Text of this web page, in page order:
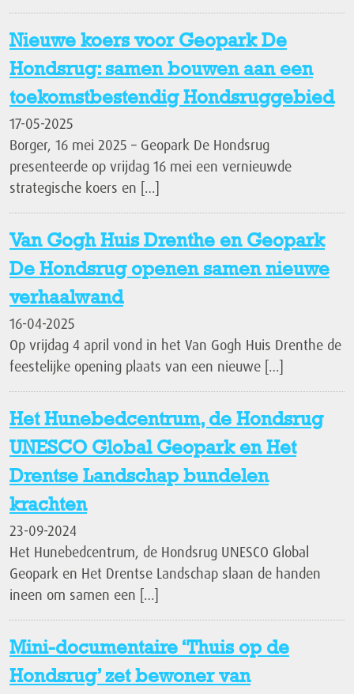
Nieuwe koers voor Geopark De
Hondsrug: samen bouwen aan een
toekomstbestendig Hondsruggebied
17-05-2025
Borger, 16 mei 2025 – Geopark De Hondsrug
presenteerde op vrijdag 16 mei een vernieuwde
strategische koers en […]
Van Gogh Huis Drenthe en Geopark
De Hondsrug openen samen nieuwe
verhaalwand
16-04-2025
Op vrijdag 4 april vond in het Van Gogh Huis Drenthe de
feestelijke opening plaats van een nieuwe […]
Het Hunebedcentrum, de Hondsrug
UNESCO Global Geopark en Het
Drentse Landschap bundelen
krachten
23-09-2024
Het Hunebedcentrum, de Hondsrug UNESCO Global
Geopark en Het Drentse Landschap slaan de handen
ineen om samen een […]
Mini-documentaire ‘Thuis op de
Hondsrug’ zet bewoner van